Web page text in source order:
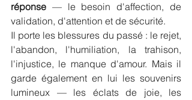
réponse — le besoin d'affection, de
validation, d'attention et de sécurité.
Il porte les blessures du passé : le rejet,
l'abandon, l'humiliation, la trahison,
l'injustice, le manque d'amour. Mais il
garde également en lui les souvenirs
lumineux — les éclats de joie, les